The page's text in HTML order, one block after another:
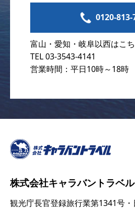
0120-813-
富山・愛知・岐阜以西はこ
TEL 03-3543-4141
営業時間：平日10時～18時
株式会社キャラバントラベル
観光庁長官登録旅行業第1341号